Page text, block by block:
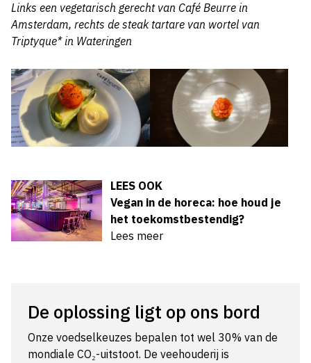
Links een vegetarisch gerecht van Café Beurre in
Amsterdam, rechts de steak tartare van wortel van
Triptyque* in Wateringen
LEES OOK
Vegan in de horeca: hoe houd je
het toekomstbestendig?
Lees meer
De oplossing ligt op ons bord
Onze voedselkeuzes bepalen tot wel 30% van de
mondiale CO₂-uitstoot. De veehouderij is